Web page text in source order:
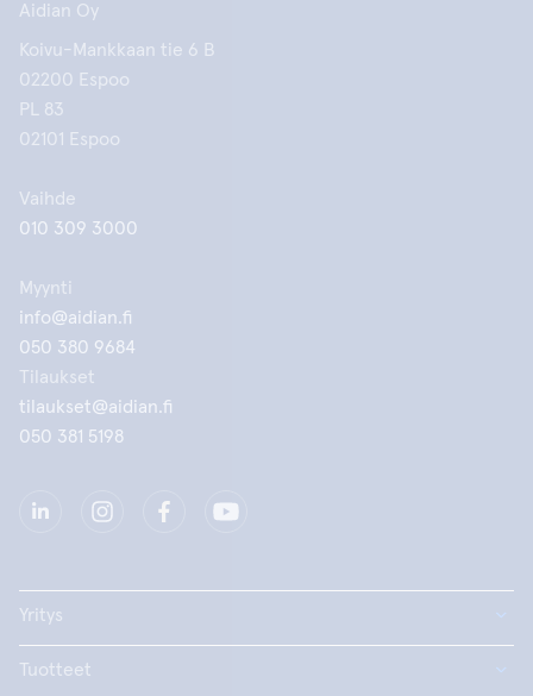
Aidian Oy
Koivu-Mankkaan tie 6 B
02200 Espoo
PL 83
02101 Espoo
Vaihde
010 309 3000
Myynti
info@aidian.fi
050 380 9684
Tilaukset
tilaukset@aidian.fi
050 381 5198
Yritys
Tuotteet